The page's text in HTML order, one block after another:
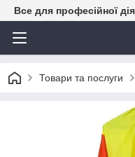
Все для професійної
Товари та послуги